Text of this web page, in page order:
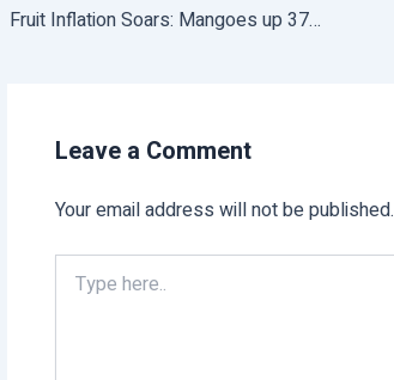
Fruit Inflation Soars: Mangoes up 37%, Other Summer Fruits Also Affected
Leave a Comment
Your email address will not be published.
here..